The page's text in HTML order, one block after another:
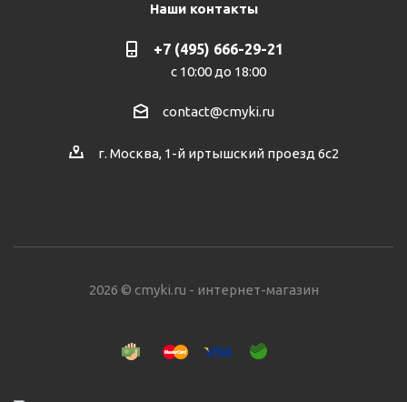
Наши контакты
+7 (495) 666-29-21
с 10:00 до 18:00
contact@cmyki.ru
г. Москва, 1-й иртышский проезд 6с2
2026 © cmyki.ru - интернет-магазин